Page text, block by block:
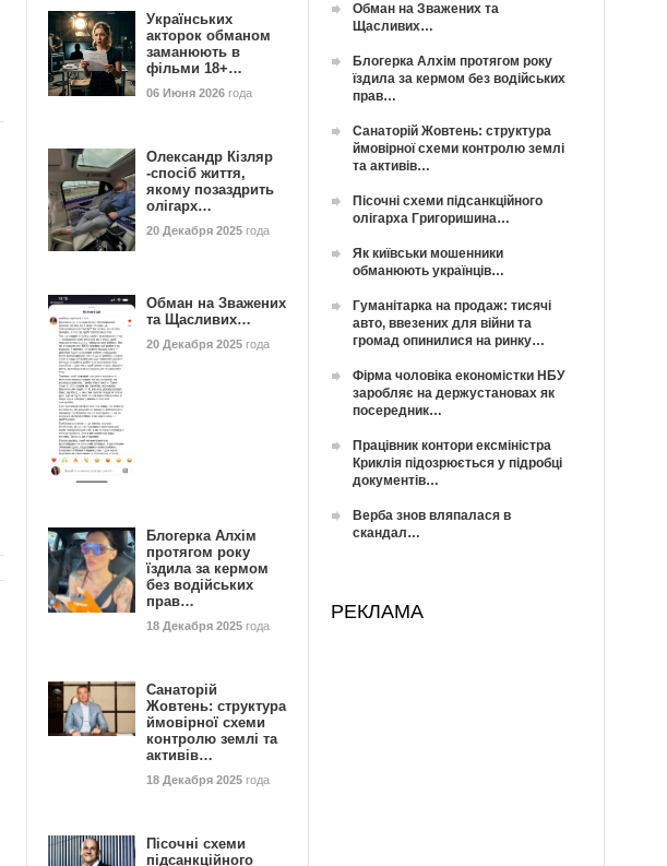
Українських
акторок обманом
заманюють в
фільми 18+…
06 Июня 2026 года
Олександр Кізляр
-спосіб життя,
якому позаздрить
олігарх…
20 Декабря 2025 года
Обман на Зважених
та Щасливих…
20 Декабря 2025 года
Блогерка Алхім
протягом року
їздила за кермом
без водійських
прав…
18 Декабря 2025 года
Санаторій
Жовтень: структура
ймовірної схеми
контролю землі та
активів…
18 Декабря 2025 года
Пісочні схеми
підсанкційного
Обман на Зважених та
Щасливих…
Блогерка Алхім протягом року
їздила за кермом без водійських
прав…
Санаторій Жовтень: структура
ймовірної схеми контролю землі
та активів…
Пісочні схеми підсанкційного
олігарха Григоришина…
Як київськи мошенники
обманюють українців…
Гуманітарка на продаж: тисячі
авто, ввезених для війни та
громад опинилися на ринку…
Фірма чоловіка економістки НБУ
заробляє на держустановах як
посередник…
Працівник контори ексміністра
Криклія підозрюється у підробці
документів…
Верба знов вляпалася в
скандал…
РЕКЛАМА